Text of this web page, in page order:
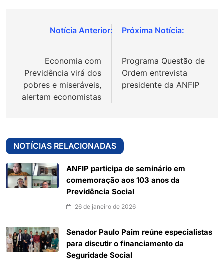
Navegação
Post
Economia com
Previdência virá dos
pobres e miseráveis,
alertam economistas
Programa Questão de
Ordem entrevista
presidente da ANFIP
NOTÍCIAS RELACIONADAS
ANFIP participa de seminário em
comemoração aos 103 anos da
Previdência Social
26 de janeiro de 2026
Senador Paulo Paim reúne especialistas
para discutir o financiamento da
Seguridade Social